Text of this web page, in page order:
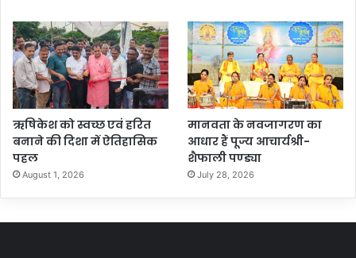
ऋषिकेश को स्वच्छ एवं हरित
बनाने की दिशा में ऐतिहासिक
पहल
August 1, 2026
मानवता के नवजागरण का
आधार हैं पूज्य आचार्यश्री-
शैफाली पण्ड्या
July 28, 2026